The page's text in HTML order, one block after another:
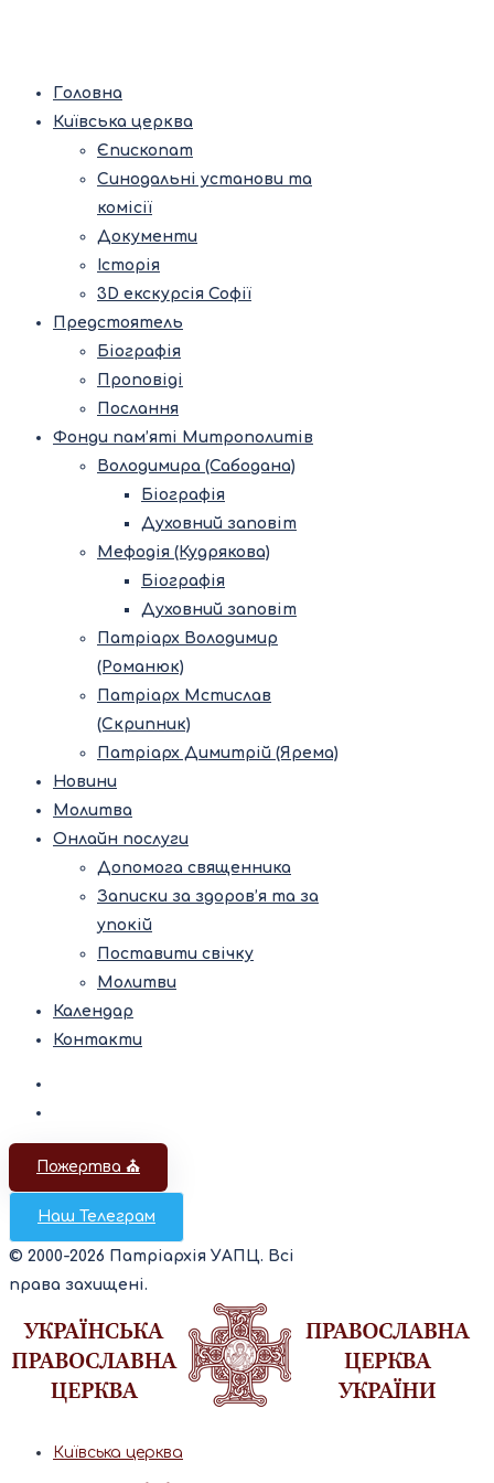
Головна
Київська церква
Єпископат
Синодальні установи та
комісії
Документи
Історія
3D екскурсія Софії
Предстоятель
Біографія
Проповіді
Послання
Фонди пам’яті Митрополитів
Володимира (Сабодана)
Біографія
Духовний заповіт
Мефодія (Кудрякова)
Біографія
Духовний заповіт
Патріарх Володимир
(Романюк)
Патріарх Мстислав
(Скрипник)
Патріарх Димитрій (Ярема)
Новини
Молитва
Онлайн послуги
Допомога священника
Записки за здоров’я та за
упокій
Поставити свічку
Молитви
Календар
Контакти
Пожертва ⛪️
Наш Телеграм
© 2000-2026 Патріархія УАПЦ. Всі
права захищені.
Київська церква